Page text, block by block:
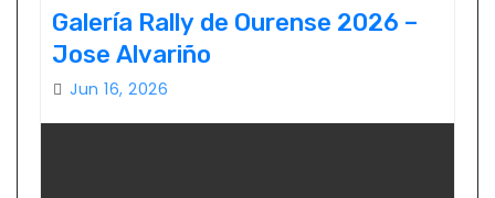
Galería Rally de Ourense 2026 –
Jose Alvariño
Jun 16, 2026